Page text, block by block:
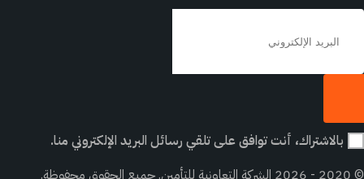
بالاشتراك، أنت توافق على تلقي رسائل البريد الإلكتروني منا.